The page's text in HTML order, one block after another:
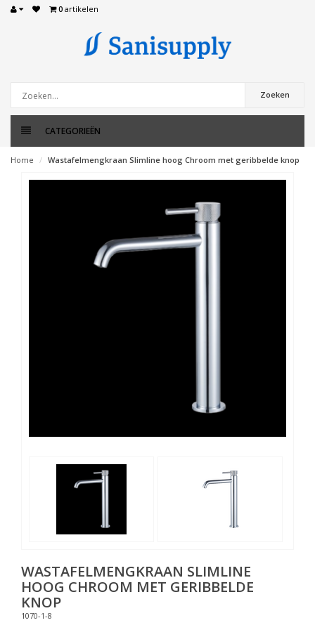
0 artikelen
Zoeken
CATEGORIEËN
Home Wastafelmengkraan Slimline hoog Chroom met geribbelde knop
WASTAFELMENGKRAAN SLIMLINE
HOOG CHROOM MET GERIBBELDE
KNOP
1070-1-8